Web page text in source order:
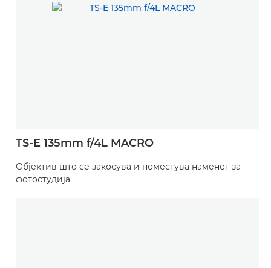
TS-E 135mm f/4L MACRO
Објектив што се закосува и поместува наменет за
фотостудија